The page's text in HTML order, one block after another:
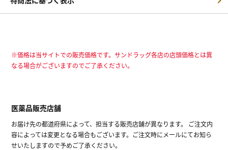
※価格は当サイトでの販売価格です。サンドラッグ各店の店頭価格とは異
なる場合がございますのでご了承ください。
医薬品販売店舗
お届け先の都道府県によって、担当する販売店舗が異なります。 ご注文内
容によっては変更となる場合もございます。ご注文時にメールにてお知ら
せいたしますので予めご了承ください。